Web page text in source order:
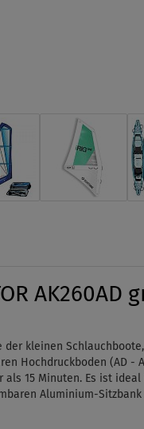
der kleinen
Hochdruckboden (AD
15 Minuten. Es ist
Aluminium-